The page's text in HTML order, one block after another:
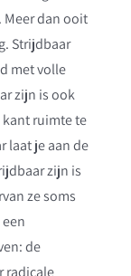
dan ooit
Strijdbaar
met volle
zijn is ook
kant ruimte te
laat je aan de
zijn is
ze soms
de
radicale